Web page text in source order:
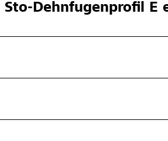
Sto-Dehnfugenprofil E